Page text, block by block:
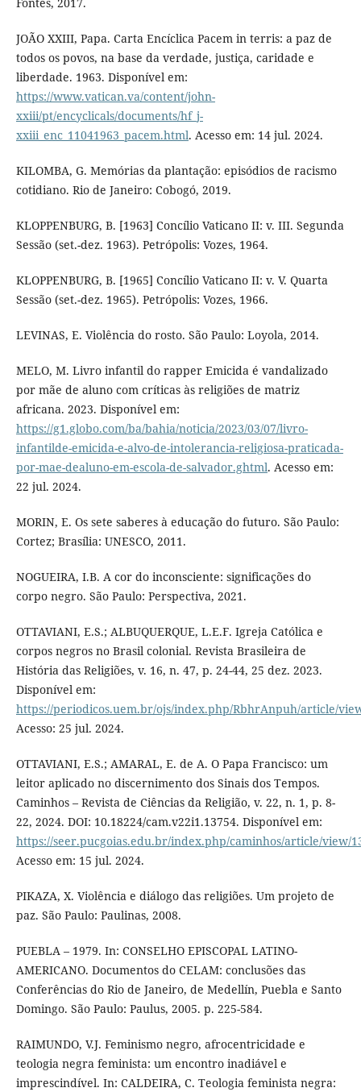
JOÃO XXIII, Papa. Carta Encíclica Pacem in terris: a paz de
todos os povos, na base da verdade, justiça, caridade e
liberdade. 1963. Disponível em:
https://www.vatican.va/content/john-
xxiii/pt/encyclicals/documents/hf_j-
xxiii_enc_11041963_pacem.html. Acesso em: 14 jul. 2024.
KILOMBA, G. Memórias da plantação: episódios de racismo
cotidiano. Rio de Janeiro: Cobogó, 2019.
KLOPPENBURG, B. [1963] Concílio Vaticano II: v. III. Segunda
Sessão (set.-dez. 1963). Petrópolis: Vozes, 1964.
KLOPPENBURG, B. [1965] Concílio Vaticano II: v. V. Quarta
Sessão (set.-dez. 1965). Petrópolis: Vozes, 1966.
LEVINAS, E. Violência do rosto. São Paulo: Loyola, 2014.
MELO, M. Livro infantil do rapper Emicida é vandalizado
por mãe de aluno com críticas às religiões de matriz
africana. 2023. Disponível em:
https://g1.globo.com/ba/bahia/noticia/2023/03/07/livro-
infantilde-emicida-e-alvo-de-intolerancia-religiosa-praticada-
por-mae-dealuno-em-escola-de-salvador.ghtml. Acesso em:
22 jul. 2024.
MORIN, E. Os sete saberes à educação do futuro. São Paulo:
Cortez; Brasília: UNESCO, 2011.
NOGUEIRA, I.B. A cor do inconsciente: significações do
corpo negro. São Paulo: Perspectiva, 2021.
OTTAVIANI, E.S.; ALBUQUERQUE, L.E.F. Igreja Católica e
corpos negros no Brasil colonial. Revista Brasileira de
História das Religiões, v. 16, n. 47, p. 24-44, 25 dez. 2023.
Disponível em:
https://periodicos.uem.br/ojs/index.php/RbhrAnpuh/article/
Acesso: 25 jul. 2024.
OTTAVIANI, E.S.; AMARAL, E. de A. O Papa Francisco: um
leitor aplicado no discernimento dos Sinais dos Tempos.
Caminhos – Revista de Ciências da Religião, v. 22, n. 1, p. 8-
22, 2024. DOI: 10.18224/cam.v22i1.13754. Disponível em:
https://seer.pucgoias.edu.br/index.php/caminhos/article/view/
Acesso em: 15 jul. 2024.
PIKAZA, X. Violência e diálogo das religiões. Um projeto de
paz. São Paulo: Paulinas, 2008.
PUEBLA – 1979. In: CONSELHO EPISCOPAL LATINO-
AMERICANO. Documentos do CELAM: conclusões das
Conferências do Rio de Janeiro, de Medellín, Puebla e Santo
Domingo. São Paulo: Paulus, 2005. p. 225-584.
RAIMUNDO, V.J. Feminismo negro, afrocentricidade e
teologia negra feminista: um encontro inadiável e
imprescindível. In: CALDEIRA, C. Teologia feminista negra: